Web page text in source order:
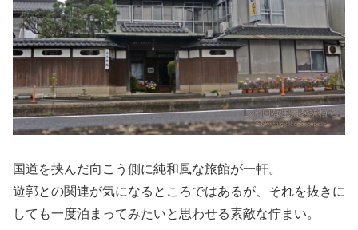
国道を挟んだ向こう側に純和風な旅館が一軒。
遊郭との関連が気になるところではあるが、それを抜きに
しても一度泊まってみたいと思わせる素敵な佇まい。